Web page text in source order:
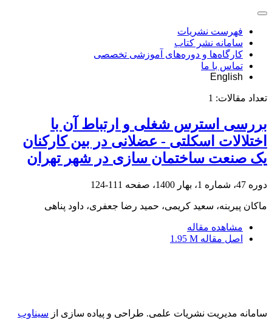
فهرست نشریات
سامانه نشر کتاب
کارگاه‌ها و دوره‌های آموزشی تخصصی
تماس با ما
English
تعداد مقالات: 1
بررسی استرس شغلی و ارتباط آن با
اختلالات اسکلتی - عضلانی در بین کارکنان
یک صنعت ساختمان سازی در شهر تهران
دوره 47، شماره 1، بهار 1400، صفحه 111-124
ماکان پیربنه، سعید کریمی، حمید رضا جعفری، داود پناهی
مشاهده مقاله
اصل مقاله 1.95 M
سامانه مدیریت نشریات علمی. طراحی و پیاده سازی از سیناوب